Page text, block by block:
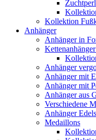
Kollektion
Anhänger
Anhänger in
Anhänger
Anhänger mit
Anhänger mit
Anhänger aus
Verschiedene
Anhänger
Medaillons